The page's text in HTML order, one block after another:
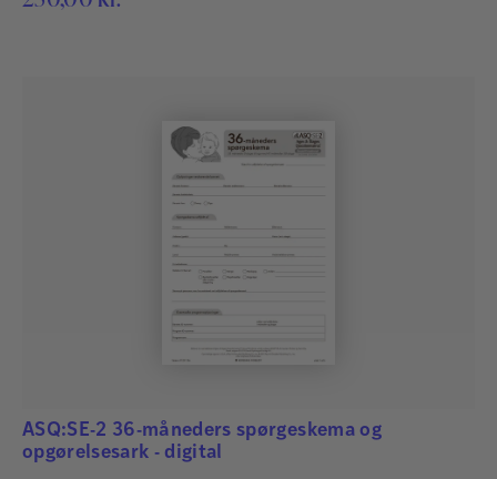
ASQ:SE-2 36-måneders spørgeskema og
opgørelsesark - digital